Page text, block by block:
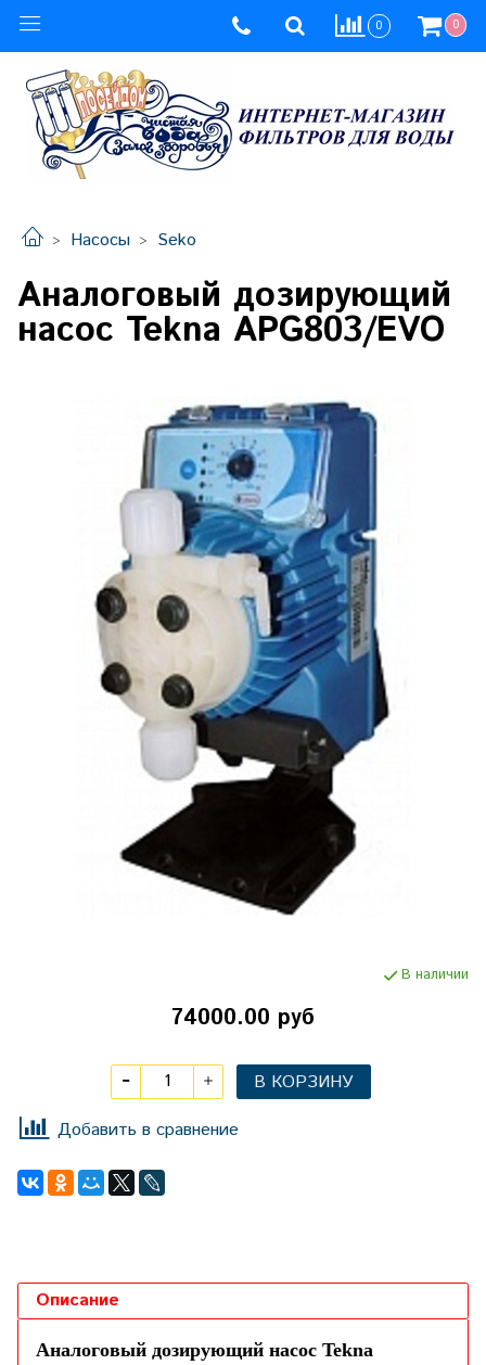
0 0
Насосы Seko
Аналоговый дозирующий
насос Tekna APG803/EVO
В наличии
74000.00 руб
В КОРЗИНУ
Добавить в сравнение
Описание
Аналоговый дозирующий насос Tekna